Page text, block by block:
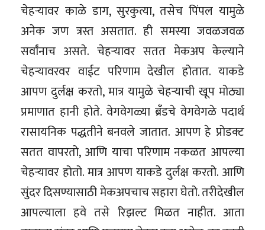
चेहऱ्यावर काळे डाग, सुरकुत्या, तसेच पिंपल यामुळे
अनेक जण त्रस्त असतात. ही समस्या जवळजवळ
सर्वांनाच असते. चेहऱ्यावर सतत मेकअप केल्याने
चेहऱ्यावरवर वाईट परिणाम देखील होतात. याकडे
आपण दुर्लक्ष करतो, मात्र यामुळे चेहऱ्याची खूप मोठ्या
प्रमाणात हानी होते. वेगवेगळ्या ब्रँडचे वेगवेगळे पदार्थ
रासायनिक पद्धतीने बनवले जातात. आपण हे प्रोडक्ट
सतत वापरतो, आणि याचा परिणाम नकळत आपल्या
चेहऱ्यावर होतो. मात्र आपण याकडे दुर्लक्ष करतो. आणि
सुंदर दिसण्यासाठी मेकअपचाच सहारा घेतो. तरीदेखील
आपल्याला हवे तसे रिझल्ट मिळत नाहीत. आता